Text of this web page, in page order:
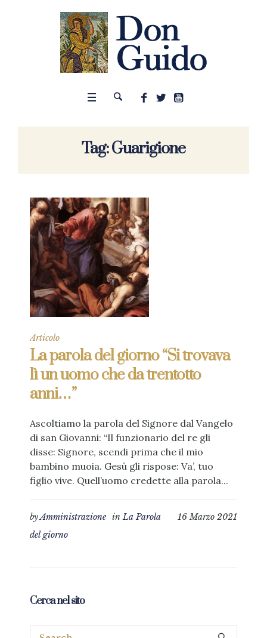
Tag:Guarigione
Articolo
La parola del giorno “Si trovava
lì un uomo che da trentotto
anni…”
Ascoltiamo la parola del Signore dal Vangelo
di san Giovanni: “Il funzionario del re gli
disse: Signore, scendi prima che il mio
bambino muoia. Gesù gli rispose: Va’, tuo
figlio vive. Quell’uomo credette alla parola...
16 Marzo 2021
byAmministrazione inLa Parola
del giorno
Cerca nel sito